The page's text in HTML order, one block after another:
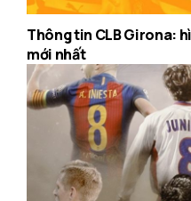
Thông tin CLB Girona:
mới nhất